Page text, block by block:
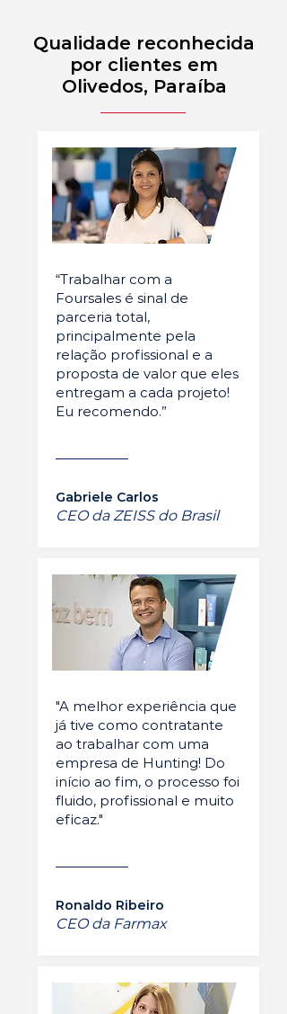
Qualidade reconhecida
por clientes em
Olivedos, Paraíba
“Trabalhar com a
Foursales é sinal de
parceria total,
principalmente pela
relação profissional e a
proposta de valor que eles
entregam a cada projeto!
Eu recomendo.”
Gabriele Carlos
CEO da ZEISS do Brasil
"A melhor experiência que
já tive como contratante
ao trabalhar com uma
empresa de Hunting! Do
início ao fim, o processo foi
fluido, profissional e muito
eficaz."
Ronaldo Ribeiro
CEO da Farmax